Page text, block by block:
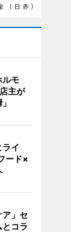
ルモ
主が
イ
ード×
」セ
コラ